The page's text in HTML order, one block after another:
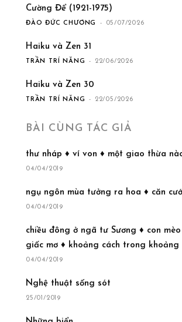
Cường Để (1921-1975)
ĐÀO ĐỨC CHƯƠNG - 05/07/2026
Haiku và Zen 31
TRẦN TRÍ NĂNG - 22/06/2026
Haiku và Zen 30
TRẦN TRÍ NĂNG - 22/05/2026
BÀI CÙNG TÁC GIẢ
thư nháp ♦ ví von ♦ một giao thừa
04/04/2019
ngụ ngôn mùa tưởng ra hoa ♦ căn
04/04/2019
chiều đông ở ngã tư Sương ♦ con
giấc mơ ♦ khoảng cách trong khoảng
04/04/2019
Nghệ thuật sống sót
25/01/2019